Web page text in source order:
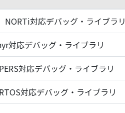
NORTi対応デバッグ・ライブラリ
対応デバッグ・ライブラリ
対応デバッグ・ライブラリ
対応デバッグ・ライブラリ